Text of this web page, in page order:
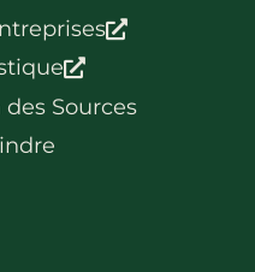
Sources